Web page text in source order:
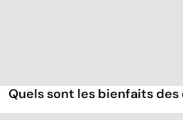
Quels sont les bienfaits des